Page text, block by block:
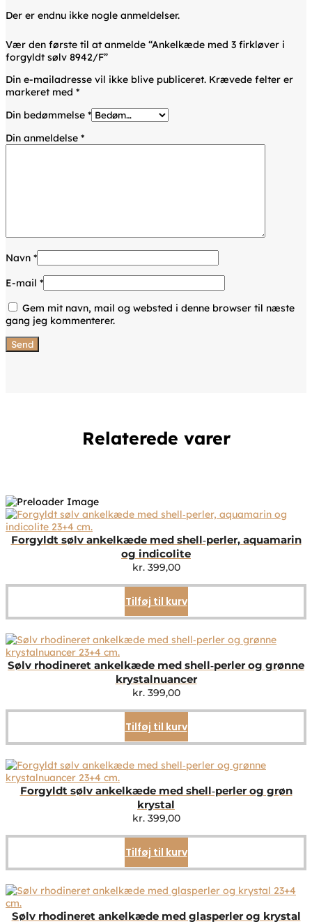
Der er endnu ikke nogle anmeldelser.
Vær den første til at anmelde “Ankelkæde med 3 firkløver i
forgyldt sølv 8942/F”
Din e-mailadresse vil ikke blive publiceret. Krævede felter er
markeret med *
Din bedømmelse *
Din anmeldelse *
Navn *
E-mail *
Gem mit navn, mail og websted i denne browser til næste
gang jeg kommenterer.
Relaterede varer
Forgyldt sølv ankelkæde med shell‑perler, aquamarin
og indicolite
kr.399,00
Tilføj til kurv
Sølv rhodineret ankelkæde med shell‑perler og grønne
krystalnuancer
kr.399,00
Tilføj til kurv
Forgyldt sølv ankelkæde med shell‑perler og grøn
krystal
kr.399,00
Tilføj til kurv
Sølv rhodineret ankelkæde med glasperler og krystal